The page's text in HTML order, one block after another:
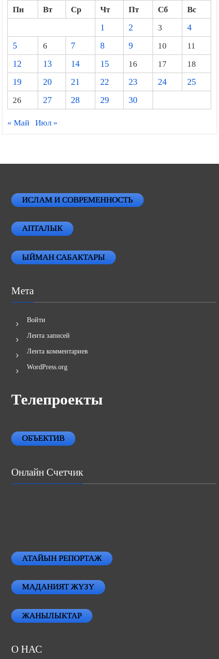
Пн Вт Ср Чт Пт Сб
Вс
1
2 3
4
5
6 7 8 9 10
11
12
13 14 15 16 17
18
19
20 21 22 23 24
25
26
27 28 29 30
« Май Июл »
ИСЛАМ И СОВРЕМЕННОСТЬ
АПТАЛЫК
ЫЙМАН САБАКТАРЫ
Мета
Войти
Лента записей
Лента комментариев
WordPress.org
Телепроекты
ОБЪЕКТИВ
Онлайн Счетчик
АТАЙЫН РЕПОРТАЖ
МАДАНИЯТ ЖҮЗҮ
ЖАНЫЛЫКТАР
О НАС